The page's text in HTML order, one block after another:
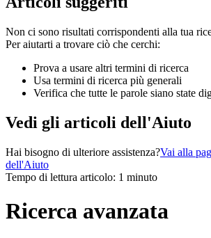
Non ci sono risultati corrispondenti alla tua
Per aiutarti a trovare ciò che cerchi:
Prova a usare altri termini di ricerca
Usa termini di ricerca più generali
Verifica che tutte le parole siano state
Vedi gli articoli dell'Aiuto
Hai bisogno di ulteriore assistenza?Vai alla
dell'Aiuto
Tempo di lettura articolo: 1 minuto
Ricerca avanzata